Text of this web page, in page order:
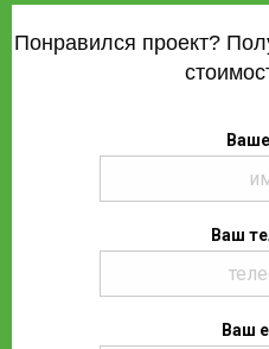
Понравился проект?
Ваш
Ваш